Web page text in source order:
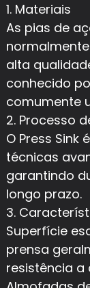
1. Materiais
As pias de
alta
conhecido
comumente
2. Processo
O Press
técnicas
garantindo
longo prazo.
3.
Superfície
prensa
resistência a